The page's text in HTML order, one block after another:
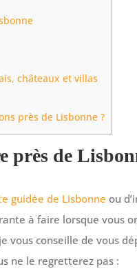
châteaux et villas
près de Lisbonne ?
près de
guidée de Lisbonne ou
à faire lorsque vous
vous conseille de vous
ne le regretterez pas :